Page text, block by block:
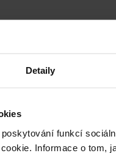
Detaily
funkcí
Informace o tom,